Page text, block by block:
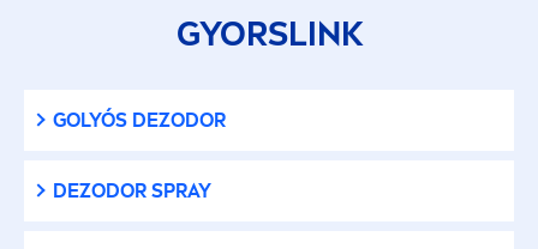
GYORSLINK
GOLYÓS DEZODOR
DEZODOR SPRAY